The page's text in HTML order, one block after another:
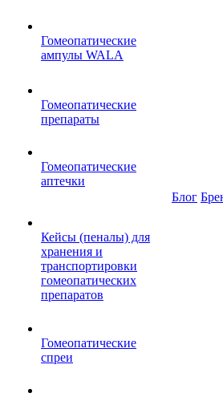
Гомеопатические
ампулы WALA
Гомеопатические
препараты
Гомеопатические
аптечки
Кейсы (пеналы) для
хранения и
транспортировки
гомеопатических
препаратов
Гомеопатические
спреи
Блог